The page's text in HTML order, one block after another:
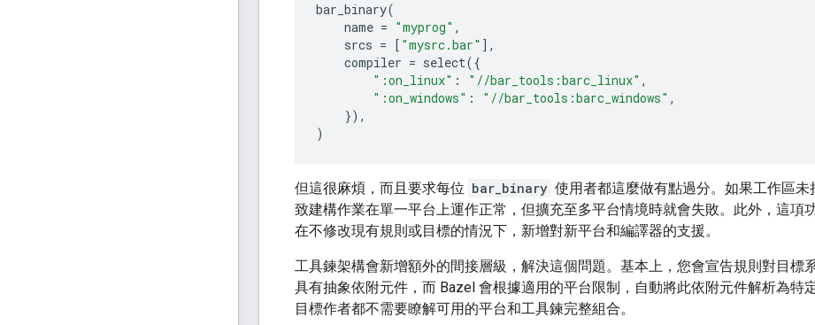
bar_binary(
name = "myprog" ,
srcs = [ "mysrc.bar" ],
compiler = select({
":on_linux" : "//bar_tools:barc_linux" ,
":on_windows" : "//bar_tools:barc_windows" ,
}),
)
但這很麻煩，而且要求每位 bar_binary 使用者都這麼做有點過分。如果工作區
致建構作業在單一平台上運作正常，但擴充至多平台情境時就會失敗。此外，這項
在不修改現有規則或目標的情況下，新增對新平台和編譯器的支援。
工具鍊架構會新增額外的間接層級，解決這個問題。基本上，您會宣告規則對目標
具有抽象依附元件，而 Bazel 會根據適用的平台限制，自動將此依附元件解析為特
目標作者都不需要瞭解可用的平台和工具鍊完整組合。